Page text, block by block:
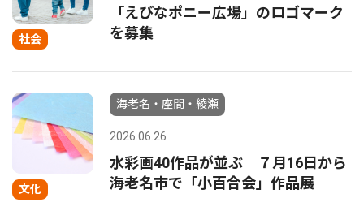
社会
「えびなポニー広場」のロゴマーク
を募集
文化
海老名・座間・綾瀬
2026.06.26
水彩画40作品が並ぶ ７月16日から
海老名市で「小百合会」作品展